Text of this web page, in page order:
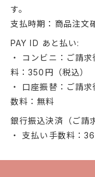
す。
支払時期：商品注文
PAY ID あと払い:
・ コンビニ：ご請
料：350円（税込）
・ 口座振替：ご請
数料：無料
銀行振込決済（ご請
・ 支払い手数料：